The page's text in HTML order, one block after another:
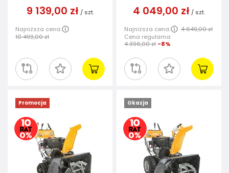
9 139,00 zł / szt.
Najniższa cena:
10 499,00 zł
4 049,00 zł / szt.
Najniższa cena:
4 649,00 zł
Cena regularna:
4 396,00 zł -8%
Promocja Okazja